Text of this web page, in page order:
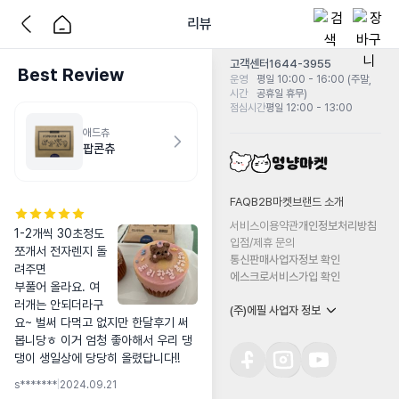
리뷰
Best Review
애드츄
팝콘츄
1-2개씩 30초정도
쪼개서 전자렌지 돌
려주면
부풀어 올라요. 여
러개는 안되더라구
요~ 벌써 다먹고 없지만 한달후기 써
봅니당ㅎ 이거 엄청 좋아해서 우리 댕
댕이 생일상에 당당히 올렸답니다!!
s******* 2024.09.21
고객센터1644-3955
운영
시간
평일 10:00 - 16:00 (주말,
공휴일 휴무)
점심시간평일 12:00 - 13:00
FAQB2B마켓 브랜드 소개
서비스이용약관개인정보처리방침
입점/제휴 문의
통신판매사업자정보 확인
에스크로서비스가입 확인
(주)에필 사업자 정보